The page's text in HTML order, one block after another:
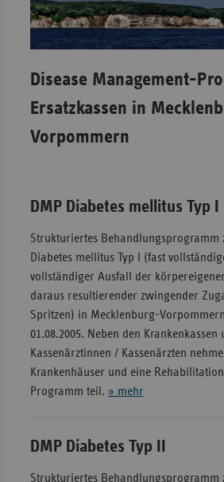
Disease Management-
Ersatzkassen in
Vorpommern
DMP Diabetes mellitus Typ I
Strukturiertes Behandlungsprogramm
Diabetes mellitus Typ I (fast
vollständiger Ausfall der
daraus resultierender zwingender
Spritzen) in Mecklenburg-
01.08.2005. Neben den Krankenkassen
Kassenärztinnen / Kassenärzten
Krankenhäuser und eine
Programm teil. » mehr
DMP Diabetes Typ II
Strukturiertes Behandlungsprogramm